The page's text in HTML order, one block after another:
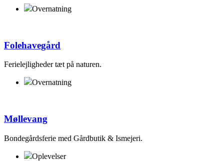
Overnatning
Folehavegård
Ferielejligheder tæt på naturen.
Overnatning
Møllevang
Bondegårdsferie med Gårdbutik & Ismejeri.
Oplevelser